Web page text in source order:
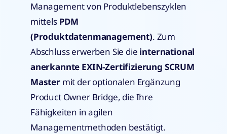
Management von Produktlebenszyklen
mittels PDM
(Produktdatenmanagement). Zum
Abschluss erwerben Sie die international
anerkannte EXIN-Zertifizierung SCRUM
Mastermit der optionalen Ergänzung
Product Owner Bridge, die Ihre
Fähigkeiten in agilen
Managementmethoden bestätigt.